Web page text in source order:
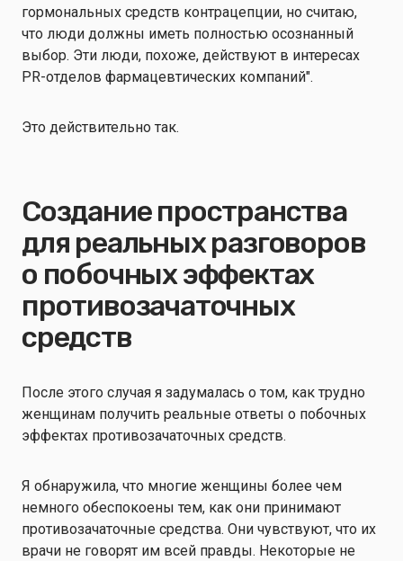
гормональных средств контрацепции, но считаю,
что люди должны иметь полностью осознанный
выбор. Эти люди, похоже, действуют в интересах
PR-отделов фармацевтических компаний".
Это действительно так.
Создание пространства
для реальных разговоров
о побочных эффектах
противозачаточных
средств
После этого случая я задумалась о том, как трудно
женщинам получить реальные ответы о побочных
эффектах противозачаточных средств.
Я обнаружила, что многие женщины более чем
немного обеспокоены тем, как они принимают
противозачаточные средства. Они чувствуют, что их
врачи не говорят им всей правды. Некоторые не